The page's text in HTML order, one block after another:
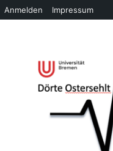
Anmelden
Impressum